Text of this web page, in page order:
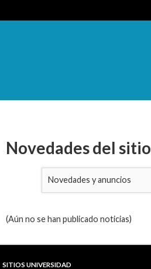
Novedades del sitio
Novedades y anuncios
(Aún no se han publicado noticias)
SITIOS UNIVERSIDAD